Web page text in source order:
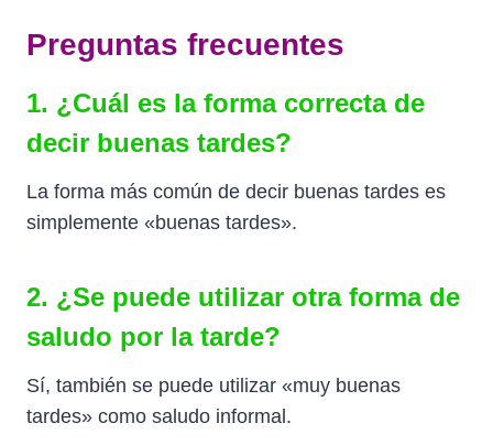
Preguntas frecuentes
1. ¿Cuál es la forma correcta de
decir buenas tardes?
La forma más común de decir buenas tardes es
simplemente «buenas tardes».
2. ¿Se puede utilizar otra forma de
saludo por la tarde?
Sí, también se puede utilizar «muy buenas
tardes» como saludo informal.